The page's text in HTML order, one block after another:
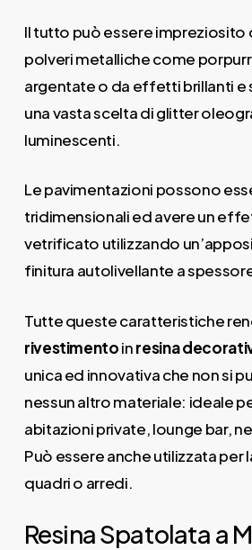
Il tutto può essere impreziosito
polveri metalliche come
argentate o da effetti brillanti e
una vasta scelta di glitter
luminescenti.
Le pavimentazioni possono
tridimensionali ed avere un
vetrificato utilizzando
finitura autolivellante a
Tutte queste caratteristiche
rivestimentoinresina
unica ed innovativa che non si
nessun altro materiale: ideale
abitazioni private, lounge bar,
Può essere anche utilizzata per
quadri o arredi.
Resina Spatolata a